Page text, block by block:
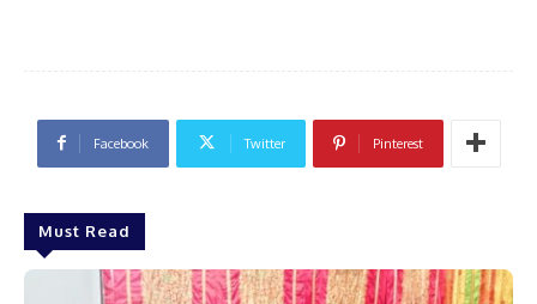
Facebook Twitter Pinterest
Must Read